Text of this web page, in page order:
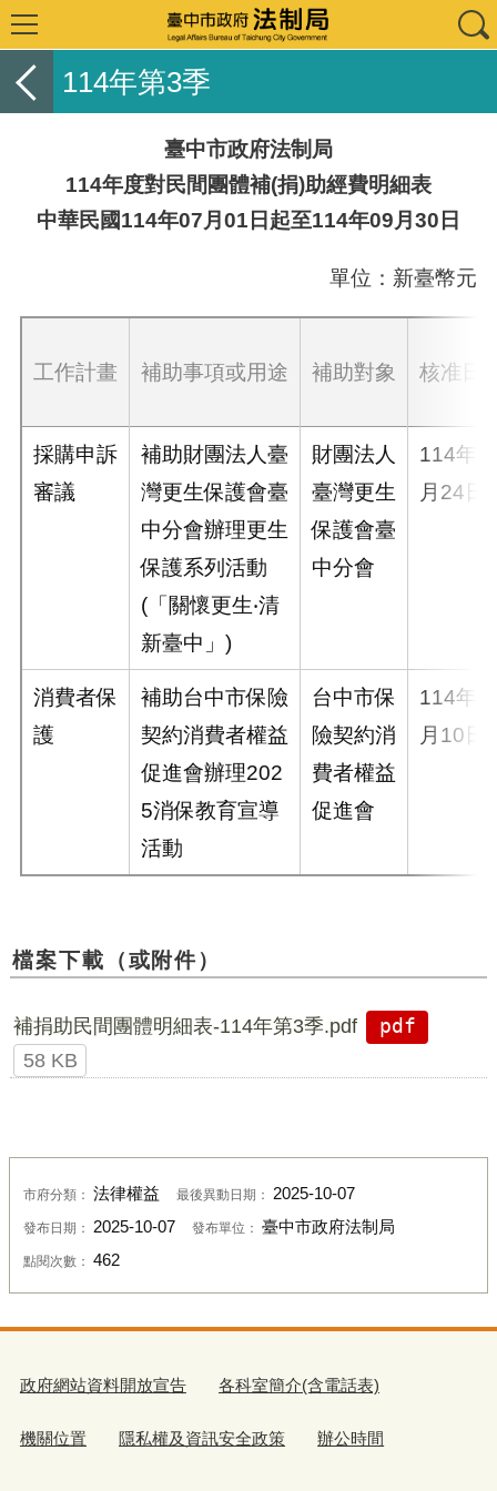
114年第3季
臺中市政府法制局
114年度對民間團體補(捐)助經費明細表
中華民國114年07月01日起至114年09月30日
單位：新臺幣元
工作計畫 補助事項或用途 補助對象 核准日
採購申訴
審議
補助財團法人臺
灣更生保護會臺
中分會辦理更生
保護系列活動
(「關懷更生‧清
新臺中」)
財團法人
臺灣更生
保護會臺
中分會
114年1
月24日
消費者保
護
補助台中市保險
契約消費者權益
促進會辦理202
5消保教育宣導
活動
台中市保
險契約消
費者權益
促進會
114年9
月10日
檔案下載（或附件）
補捐助民間團體明細表-114年第3季.pdf
pdf
58 KB
市府分類： 法律權益 最後異動日期： 2025-10-07
發布日期： 2025-10-07 發布單位： 臺中市政府法制局
點閱次數： 462
政府網站資料開放宣告 各科室簡介(含電話表)
機關位置 隱私權及資訊安全政策 辦公時間